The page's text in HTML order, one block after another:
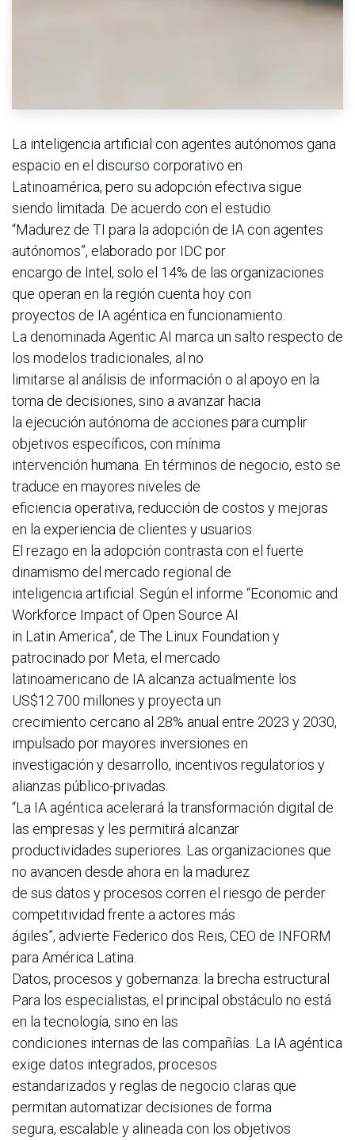
La inteligencia artificial con agentes autónomos gana
espacio en el discurso corporativo en
Latinoamérica, pero su adopción efectiva sigue
siendo limitada. De acuerdo con el estudio
“Madurez de TI para la adopción de IA con agentes
autónomos”, elaborado por IDC por
encargo de Intel, solo el 14% de las organizaciones
que operan en la región cuenta hoy con
proyectos de IA agéntica en funcionamiento.
La denominada Agentic AI marca un salto respecto de
los modelos tradicionales, al no
limitarse al análisis de información o al apoyo en la
toma de decisiones, sino a avanzar hacia
la ejecución autónoma de acciones para cumplir
objetivos específicos, con mínima
intervención humana. En términos de negocio, esto se
traduce en mayores niveles de
eficiencia operativa, reducción de costos y mejoras
en la experiencia de clientes y usuarios.
El rezago en la adopción contrasta con el fuerte
dinamismo del mercado regional de
inteligencia artificial. Según el informe “Economic and
Workforce Impact of Open Source AI
in Latin America”, de The Linux Foundation y
patrocinado por Meta, el mercado
latinoamericano de IA alcanza actualmente los
US$12.700 millones y proyecta un
crecimiento cercano al 28% anual entre 2023 y 2030,
impulsado por mayores inversiones en
investigación y desarrollo, incentivos regulatorios y
alianzas público-privadas.
“La IA agéntica acelerará la transformación digital de
las empresas y les permitirá alcanzar
productividades superiores. Las organizaciones que
no avancen desde ahora en la madurez
de sus datos y procesos corren el riesgo de perder
competitividad frente a actores más
ágiles”, advierte Federico dos Reis, CEO de INFORM
para América Latina.
Datos, procesos y gobernanza: la brecha estructural
Para los especialistas, el principal obstáculo no está
en la tecnología, sino en las
condiciones internas de las compañías. La IA agéntica
exige datos integrados, procesos
estandarizados y reglas de negocio claras que
permitan automatizar decisiones de forma
segura, escalable y alineada con los objetivos